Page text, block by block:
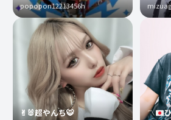
popopon12213456h
✌︎🐰超やんち🐯 〽️